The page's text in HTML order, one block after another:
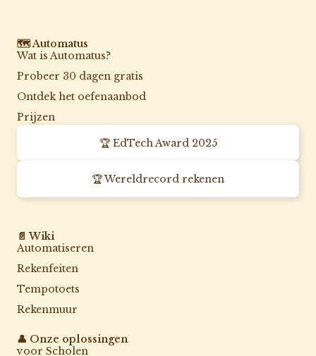
🗺️ Automatus
Wat is Automatus?
Probeer 30 dagen gratis
Ontdek het oefenaanbod
Prijzen
🏆 EdTech Award 2025
🏆 Wereldrecord rekenen
📄 Wiki
Automatiseren
Rekenfeiten
Tempotoets
Rekenmuur
👤 Onze oplossingen
voor Scholen